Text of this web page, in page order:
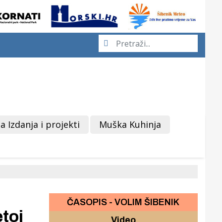
Izdanja i projekti Muška Kuhinja
ČASOPIS - VOLIM ŠIBENIK
Video